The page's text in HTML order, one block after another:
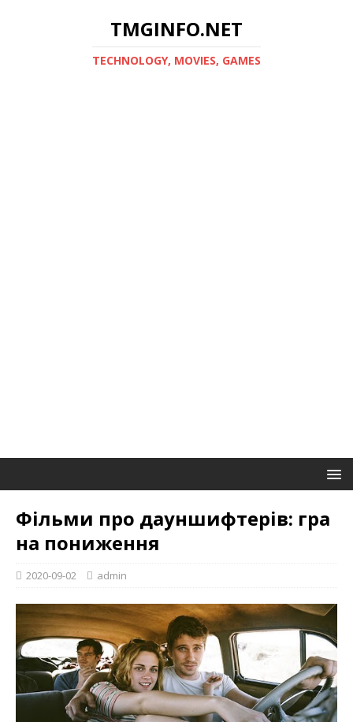
TMGINFO.NET
ТECHNOLOGY, MOVIES, GAMES
Фільми про дауншифтерів: гра
на пониження
2020-09-02 admin